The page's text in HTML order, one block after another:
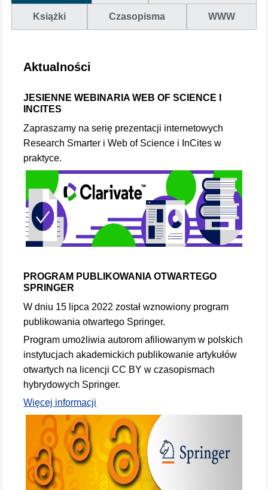
Książki Czasopisma WWW
Aktualności
JESIENNE WEBINARIA WEB OF SCIENCE I
INCITES
Zapraszamy na serię prezentacji internetowych
Research Smarter i Web of Science i InCites w
praktyce.
PROGRAM PUBLIKOWANIA OTWARTEGO
SPRINGER
W dniu 15 lipca 2022 został wznowiony program
publikowania otwartego Springer.
Program umożliwia autorom afiliowanym w polskich
instytucjach akademickich publikowanie artykułów
otwartych na licencji CC BY w czasopismach
hybrydowych Springer.
Więcej informacji